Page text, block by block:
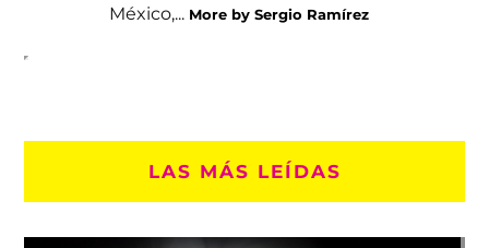
México,... More by Sergio Ramírez
LAS MÁS LEÍDAS